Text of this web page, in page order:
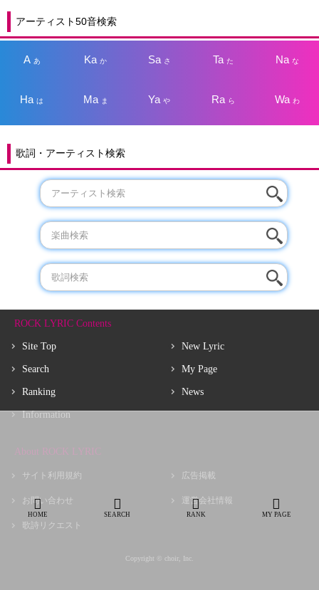
アーティスト50音検索
A あ Kaか Sa さ Taた Na な
Haは Ma ま Yaや Ra ら Wa わ
歌詞・アーティスト検索
ROCK LYRIC Contents
Site Top
Search
Ranking
Information
New Lyric
My Page
News
About ROCK LYRIC
サイト利用規約
お問い合わせ
歌詩リクエスト
広告掲載
運営会社情報
Copyright © choir, Inc.
HOME SEARCH RANK MY PAGE